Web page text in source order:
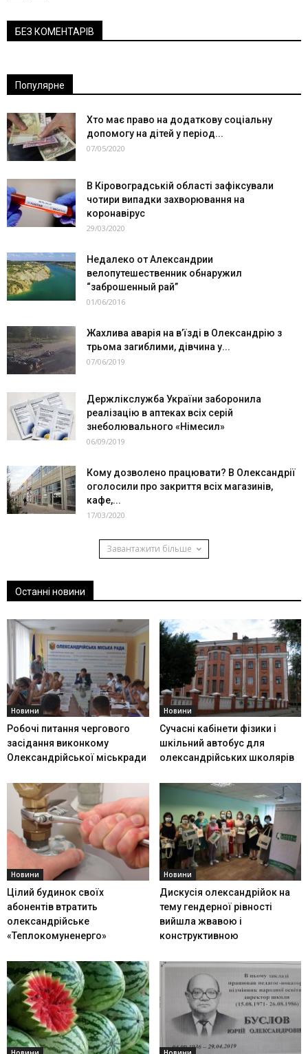
БЕЗ КОМЕНТАРІВ
Популярне
Хто має право на додаткову соціальну
допомогу на дітей у період...
07/05/2020
В Кіровоградській області зафіксували
чотири випадки захворювання на
коронавірус
29/03/2020
Недалеко от Александрии
велопутешественник обнаружил
“заброшенный рай”
01/06/2016
Жахлива аварія на в’їзді в Олександрію з
трьома загиблими, дівчина у...
07/06/2019
Держлікслужба України заборонила
реалізацію в аптеках всіх серій
знеболювального «Німесил»
06/09/2019
Кому дозволено працювати? В Олександрії
оголосили про закриття всіх магазинів,
кафе,...
17/03/2020
Завантажити більше
Останні новини
Новини
Робочі питання чергового
засідання виконкому
Олександрійської міськради
Новини
Сучасні кабінети фізики і
шкільний автобус для
олександрійських школярів
Новини
Цілий будинок своїх
абонентів втратить
олександрійське
«Теплокомуненерго»
Новини
Дискусія олександрійок на
тему гендерної рівності
вийшла жвавою і
конструктивною